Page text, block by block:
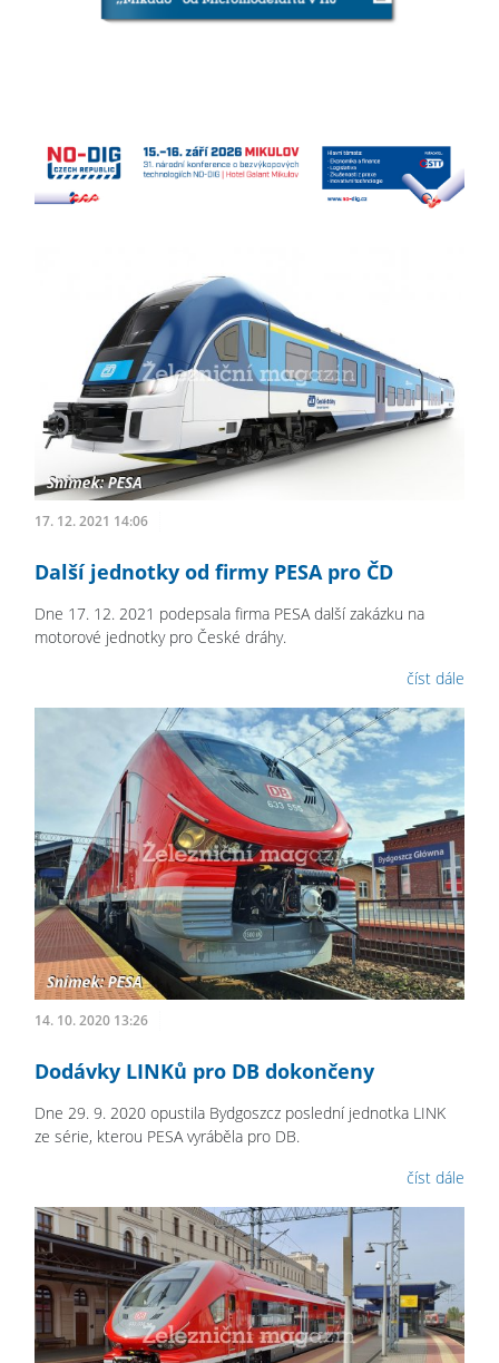
17. 12. 2021 14:06
Další jednotky od firmy PESA pro ČD
Dne 17. 12. 2021 podepsala firma PESA další zakázku na
motorové jednotky pro České dráhy.
číst dále
14. 10. 2020 13:26
Dodávky LINKů pro DB dokončeny
Dne 29. 9. 2020 opustila Bydgoszcz poslední jednotka LINK
ze série, kterou PESA vyráběla pro DB.
číst dále